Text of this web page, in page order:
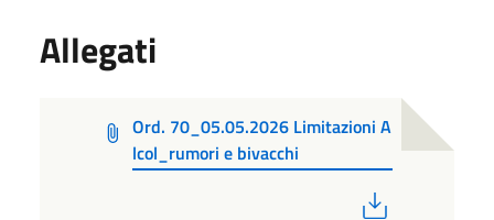
Allegati
Ord. 70_05.05.2026 Limitazioni A
lcol_rumori e bivacchi